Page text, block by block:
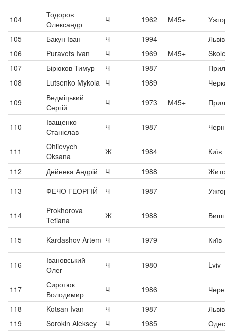
104
Тодоров
Олександр
Ч 1962 M45+
105
Бакун Іван Ч 1994
Львів
106
Puravets Ivan Ч 1969 M45+
107
Бірюков Тимур Ч 1987
108
Lutsenko Mykola Ч 1989
109
Ведміцький
Сергій
Ч 1973 M45+
110
Іващенко
Станіслав
Ч 1987
111
Ohiievych
Oksana
Ж 1984
Київ
112
Дейнека Андрій Ч 1988
113
ФЕЧО ГЕОРГІЙ Ч 1987
114
Prokhorova
Tetiana
Ж 1988
115 Kardashov Artem Ч 1979 Київ
116
Івановський
Олег
Ч 1980 Lviv
117
Сиротюк
Володимир
Ч 1986
118
Kotsan Ivan Ч 1987
Львів
119
Sorokin Aleksey Ч 1985